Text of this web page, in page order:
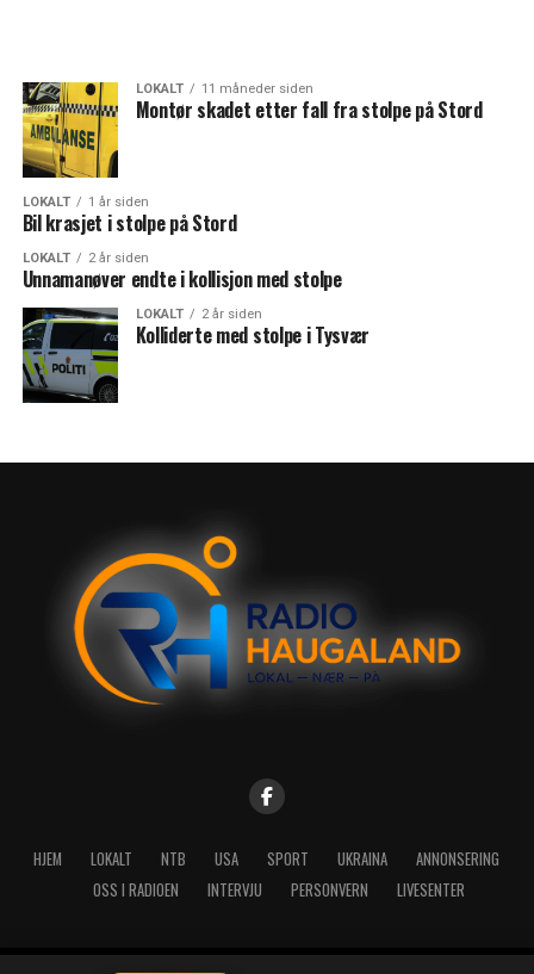
LOKALT 11 måneder siden
Montør skadet etter fall fra stolpe på Stord
LOKALT 1 år siden
Bil krasjet i stolpe på Stord
LOKALT 2 år siden
Unnamanøver endte i kollisjon med stolpe
LOKALT 2 år siden
Kolliderte med stolpe i Tysvær
HJEM LOKALT NTB USA SPORT UKRAINA
ANNONSERING
OSS I RADIOEN
INTERVJU PERSONVERN LIVESENTER